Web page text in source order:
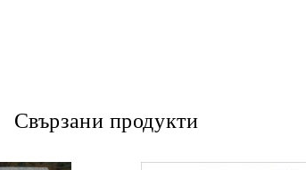
Свързани продукти